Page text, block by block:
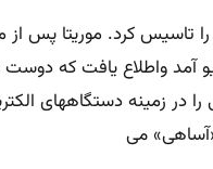
تاسیس کرد. موریتا پس از
آمد واطلاع یافت که دوست و
در زمینه دستگاههای
می